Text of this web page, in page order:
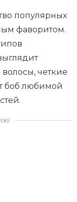
популярных
фаворитом.
четкие
боб любимой